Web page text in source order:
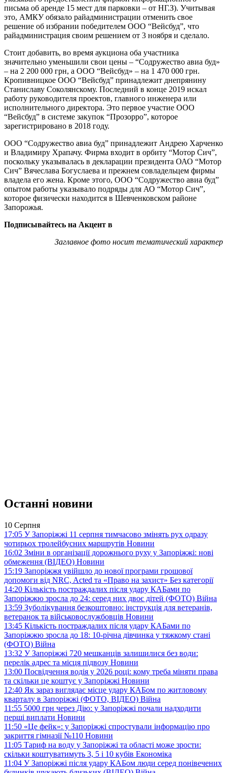
письма об аренде 15 мест для парковки – от НГ.З). Учитывая
это, АМКУ обязало райадминистрации отменить свое
решение об избрании победителем ООО “Вейсбуд”, что
райадминистрация своим решением от 3 ноября и сделало.
Стоит добавить, во время аукциона оба участника
значительно уменьшили свои цены – “Содружество авиа буд»
– на 2 200 000 грн, а ООО “Вейсбуд» – на 1 470 000 грн.
Кропивницкое ООО “Вейсбуд” принадлежит днепрянину
Станиславу Соколянскому. Последний в конце 2019 искал
работу руководителя проектов, главного инженера или
исполнительного директора. Это первое участие ООО
“Вейсбуд” в системе закупок “Прозорро”, которое
зарегистрировано в 2018 году.
ООО “Содружество авиа буд” принадлежит Андрею Харченко
и Владимиру Храпачу. Фирма входит в орбиту “Мотор Сич”,
поскольку указывалась в декларации президента ОАО “Мотор
Сич” Вячеслава Богуслаева и прежнем совладельцем фирмы
владела его жена. Кроме этого, ООО “Содружество авиа буд”
опытом работы указывало подряды для АО “Мотор Сич”,
которое физически находится в Шевченковском районе
Запорожья.
Подписывайтесь на Акцент в
Заглавное фото носит тематический характер
Останні новини
10 Серпня
17:05 У Запоріжжі 11 серпня тимчасово змінять рух одразу
чотирьох тролейбусних маршрутів Новини
16:02 Зміни в організації дорожнього руху у Запоріжжі: нові
обмеження (ВІДЕО) Новини
15:19 Запоріжжя увійшло до нової програми грошової
допомоги від NRC, Acted та «Право на захист» Без категорії
14:20 Кількість постраждалих після удару КАБами по
Запоріжжю зросла до 24: серед них двоє дітей (ФОТО) Війна
13:59 Зуболікування безкоштовно: інструкція для ветеранів,
ветеранок та військовослужбовців Новини
13:45 Кількість постраждалих після удару КАБами по
Запоріжжю зросла до 18: 10-річна дівчинка у тяжкому стані
(ФОТО) Війна
13:32 У Запоріжжі 720 мешканців залишилися без води:
перелік адрес та місця підвозу Новини
13:00 Посвідчення водія у 2026 році: кому треба міняти права
та скільки це коштує у Запоріжжі Новини
12:40 Як зараз виглядає місце удару КАБом по житловому
кварталу в Запоріжжі (ФОТО, ВІДЕО) Війна
11:55 5000 грн через Дію: у Запоріжжі почали надходити
перші виплати Новини
11:50 «Це фейк»: у Запоріжжі спростували інформацію про
закриття гімназії №110 Новини
11:05 Тариф на воду у Запоріжжі та області може зрости:
скільки коштуватимуть 3, 5 і 10 кубів Економіка
11:04 У Запоріжжі після удару КАБом люди серед понівечених